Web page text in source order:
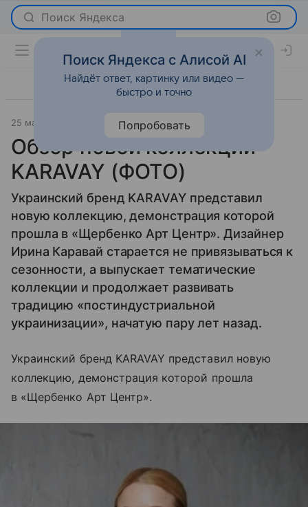
Поиск Яндекса
25 марта 2014 VOGUE Украина Новости
Обзор новой коллекции
KARAVAY (ФОТО)
Украинский бренд KARAVAY представил
новую коллекцию, демонстрация которой
прошла в «Щербенко Арт Центр». Дизайнер
Ирина Каравай старается не привязываться к
сезонности, а выпускает тематические
коллекции и продолжает развивать
традицию «постиндустриальной
украинизации», начатую пару лет назад.
Украинский бренд KARAVAY представил новую
коллекцию, демонстрация которой прошла
в «Щербенко Арт Центр».
Поиск Яндекса с Алисой AI
Найдёт ответ, картинку или видео —
быстро и точно
Попробовать